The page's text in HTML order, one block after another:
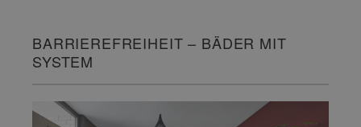
BARRIEREFREIHEIT – BÄDER MIT
SYSTEM